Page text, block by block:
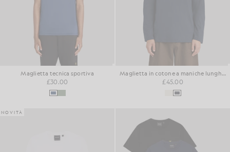
Maglietta tecnica sportiva
£30.00
Maglietta in cotone a maniche lunghe dal taglio squadrato
£45.00
NOVITÀ